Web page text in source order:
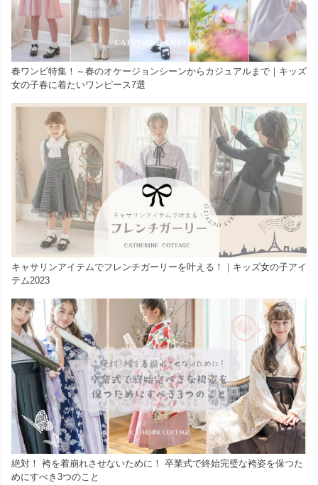
春ワンピ特集！～春のオケージョンシーンからカジュアルまで｜キッズ
女の子春に着たいワンピース7選
キャサリンアイテムでフレンチガーリーを叶える！｜キッズ女の子アイ
テム2023
絶対！ 袴を着崩れさせないために！ 卒業式で終始完璧な袴姿を保つた
めにすべき3つのこと